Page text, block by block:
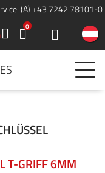
(A) +43 7242 78101-0
0
T-GRIFF 6MM